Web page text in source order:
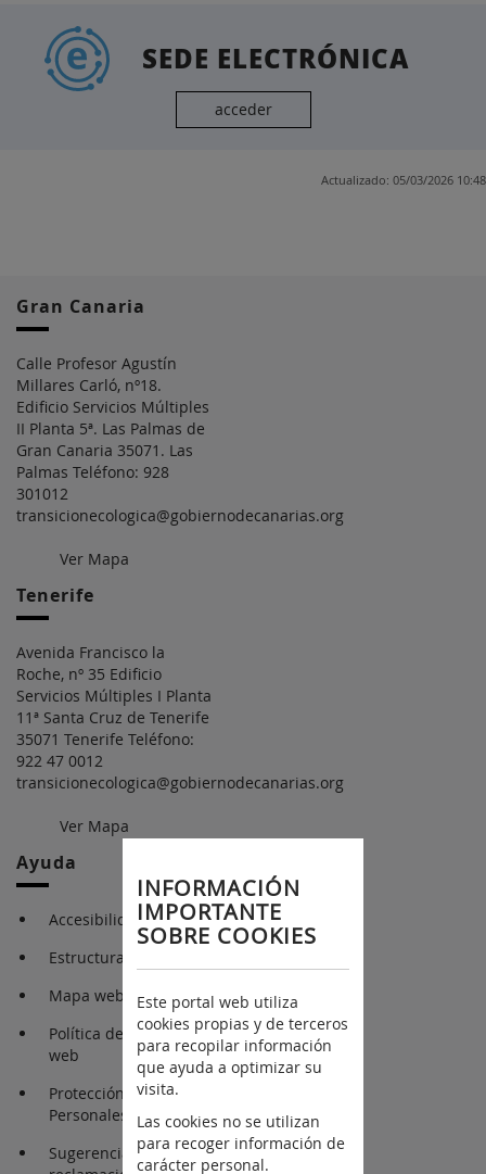
SEDE ELECTRÓNICA
acceder
Actualizado: 05/03/2026 10:48
Gran Canaria
Calle Profesor Agustín
Millares Carló, nº18.
Edificio Servicios Múltiples
II Planta 5ª. Las Palmas de
Gran Canaria 35071. Las
Palmas Teléfono: 928
301012
transicionecologica@gobiernodecanarias.org
Ver Mapa
Tenerife
Avenida Francisco la
Roche, nº 35 Edificio
Servicios Múltiples I Planta
11ª Santa Cruz de Tenerife
35071 Tenerife Teléfono:
922 47 0012
transicionecologica@gobiernodecanarias.org
Ver Mapa
Ayuda
Accesibilidad
Estructura Orgánica
Mapa web
Política de cookies en la
web
Protección de Datos
Personales
Sugerencias y
INFORMACIÓN
IMPORTANTE
SOBRE COOKIES
Este portal web utiliza
cookies propias y de terceros
para recopilar información
que ayuda a optimizar su
visita.
Las cookies no se utilizan
para recoger información de
carácter personal.